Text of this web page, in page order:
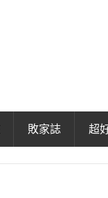
敗家誌 超